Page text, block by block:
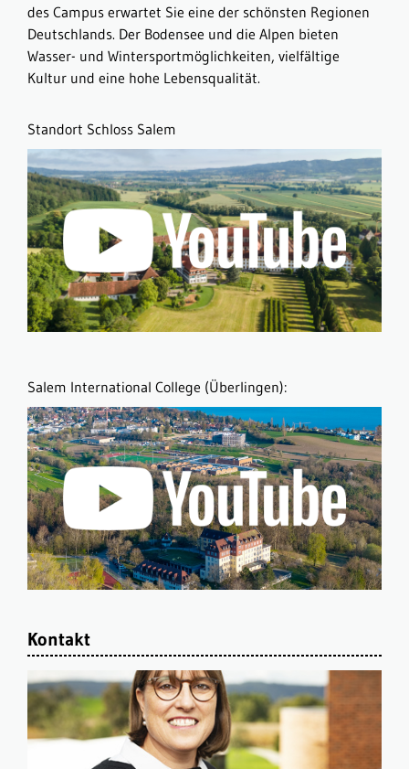
des Campus erwartet Sie eine der schönsten Regionen
Deutschlands. Der Bodensee und die Alpen bieten
Wasser- und Wintersportmöglichkeiten, vielfältige
Kultur und eine hohe Lebensqualität.
Standort Schloss Salem
Salem International College (Überlingen):
Kontakt